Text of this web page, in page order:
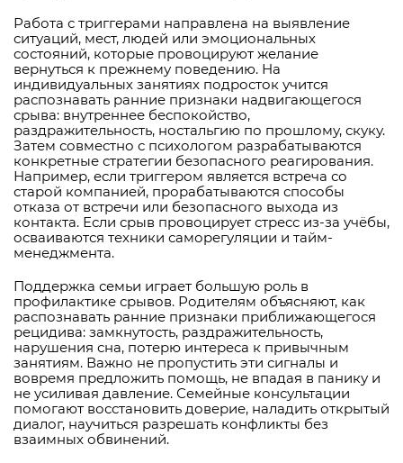
Работа с триггерами направлена на выявление
ситуаций, мест, людей или эмоциональных
состояний, которые провоцируют желание
вернуться к прежнему поведению. На
индивидуальных занятиях подросток учится
распознавать ранние признаки надвигающегося
срыва: внутреннее беспокойство,
раздражительность, ностальгию по прошлому, скуку.
Затем совместно с психологом разрабатываются
конкретные стратегии безопасного реагирования.
Например, если триггером является встреча со
старой компанией, прорабатываются способы
отказа от встречи или безопасного выхода из
контакта. Если срыв провоцирует стресс из-за учёбы,
осваиваются техники саморегуляции и тайм-
менеджмента.
Поддержка семьи играет большую роль в
профилактике срывов. Родителям объясняют, как
распознавать ранние признаки приближающегося
рецидива: замкнутость, раздражительность,
нарушения сна, потерю интереса к привычным
занятиям. Важно не пропустить эти сигналы и
вовремя предложить помощь, не впадая в панику и
не усиливая давление. Семейные консультации
помогают восстановить доверие, наладить открытый
диалог, научиться разрешать конфликты без
взаимных обвинений.